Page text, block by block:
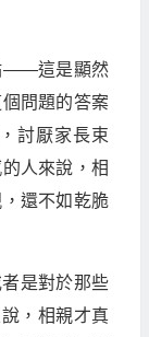
——這是顯然
問題的答案
討厭家長束
人來說，相
還不如乾脆
是對於那些
，相親才真